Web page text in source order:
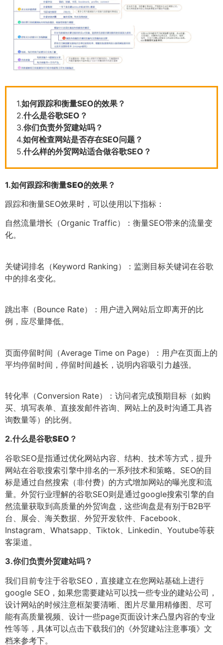
1.如何跟踪和衡量SEO的效果？
2.什么是谷歌SEO？
3.你们负责外贸建站吗？
4.如何检查网站是否存在SEO问题？
5.什么样的外贸网站适合做谷歌SEO？
1.如何跟踪和衡量SEO的效果？
跟踪和衡量SEO效果时，可以使用以下指标：
自然流量增长（Organic Traffic）：衡量SEO带来的流量变
化。
关键词排名（Keyword Ranking）：监测目标关键词在谷歌
中的排名变化。
跳出率（Bounce Rate）：用户进入网站后立即离开的比
例，应尽量降低。
页面停留时间（Average Time on Page）：用户在页面上的
平均停留时间，停留时间越长，说明内容吸引力越强。
转化率（Conversion Rate）：访问者完成预期目标（如购
买、填写表单、直接发邮件咨询、网站上的及时沟通工具咨
询数量等）的比例。
2.什么是谷歌SEO？
谷歌SEO是指通过优化网站内容、结构、技术等方式，提升
网站在谷歌搜索引擎中排名的一系列技术和策略。SEO的目
标是通过自然搜索（非付费）的方式增加网站的曝光度和流
量。外贸行业理解的谷歌SEO则是通过google搜索引擎的自
然流量获取到高质量的外贸询盘，这些询盘是有别于B2B平
台、展会、海关数据、外贸开发软件、Facebook、
Instagram、Whatsapp、Tiktok、Linkedin、Youtube等获
客渠道。
3.你们负责外贸建站吗？
我们目前专注于谷歌SEO，直接建立在您网站基础上进行
google SEO，如果您需要建站可以找一些专业的建站公司，
设计网站的时候注意框架要清晰、图片尽量用精修图、尽可
能有高质量视频、设计一些page页面设计来凸显内容的专业
性等等，具体可以点击下载我们的《外贸建站注意事项》文
档来参考下。